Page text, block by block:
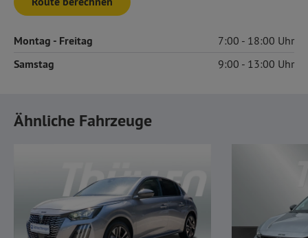
Montag - Freitag 7:00 18:00
Samstag 9:00 13:00
Ähnliche Fahrzeuge